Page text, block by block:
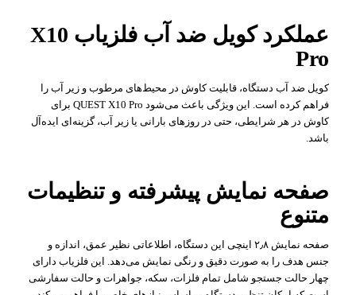
عملکرد کویل ضد آب فلزیاب X10
Pro
کویل ضد آب دستگاه، قابلیت کاوش در محیط‌های مرطوب و زیر آب را
فراهم کرده است. این ویژگی باعث می‌شود QUEST X10 Pro برای
کاوش در هر شرایطی، حتی در روزهای بارانی یا زیر آب، گزینه‌ای ایده‌آل
باشد.
صفحه نمایش پیشرفته و تنظیمات
متنوع
صفحه نمایش ۲٫۸ اینچی این دستگاه، اطلاعاتی نظیر عمق، اندازه و
جنس هدف را به صورت دقیق و رنگی نمایش می‌دهد. این فلزیاب دارای
چهار حالت جستجو شامل تمام فلزات، سکه، جواهرات و حالت سفارشی